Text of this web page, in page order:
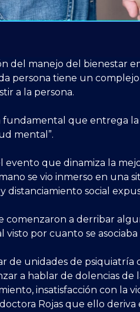
del manejo del bienestar
persona tiene un
a la persona.
fundamental que entrega
mental”.
que dinamiza la
se vio inmerso en una
distanciamiento social
comenzaron a derribar
visto por cuanto se
de unidades de psiquiatría
a hablar de dolencias de
insatisfacción con la
Rojas que ello